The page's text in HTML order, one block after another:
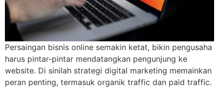
Persaingan bisnis online semakin ketat, bikin pengusaha
harus pintar-pintar mendatangkan pengunjung ke
website. Di sinilah strategi digital marketing memainkan
peran penting, termasuk organik traffic dan paid traffic.